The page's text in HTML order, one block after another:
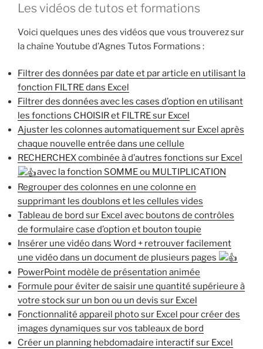
Les vidéos de tutos et formations
Voici quelques unes des vidéos que vous trouverez sur
la chaîne Youtube d’Agnes Tutos Formations :
Filtrer des données par date et par article en utilisant la
fonction FILTRE dans Excel
Filtrer des données avec les cases d’option en utilisant
les fonctions CHOISIR et FILTRE sur Excel
Ajuster les colonnes automatiquement sur Excel après
chaque nouvelle entrée dans une cellule
RECHERCHEX combinée à d’autres fonctions sur Excel
avec la fonction SOMME ou MULTIPLICATION
Regrouper des colonnes en une colonne en
supprimant les doublons et les cellules vides
Tableau de bord sur Excel avec boutons de contrôles
de formulaire case d’option et bouton toupie
Insérer une vidéo dans Word + retrouver facilement
une vidéo dans un document de plusieurs pages
PowerPoint modèle de présentation animée
Formule pour éviter de saisir une quantité supérieure à
votre stock sur un bon ou un devis sur Excel
Fonctionnalité appareil photo sur Excel pour créer des
images dynamiques sur vos tableaux de bord
Créer un planning hebdomadaire interactif sur Excel